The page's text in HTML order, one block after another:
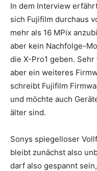
In dem Interview
sich Fujifilm durchaus
mehr als 16 MPix
aber kein Nachfolge-
die X-Pro1 geben.
aber ein weiteres
schreibt Fujifilm
und möchte auch
älter sind.
Sonys spiegelloser
bleibt zunächst also
darf also gespannt